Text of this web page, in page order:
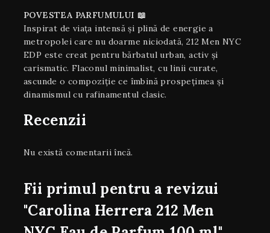
POVESTEA PARFUMULUI 📖
Inspirat de viața intensă și plină de energie a
metropolei care nu doarme niciodată, 212 Men NYC
EDP este creat pentru bărbatul urban, activ și
carismatic. Flaconul minimalist, cu linii curate,
ascunde o compoziție ce îmbină prospețimea și
dinamismul cu rafinamentul clasic.
Recenzii
Nu există comentarii încă.
Fii primul pentru a revizui
"Carolina Herrera 212 Men